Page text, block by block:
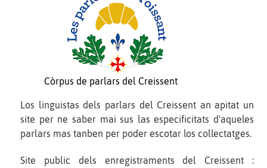
Còrpus de parlars del Creissent
Los linguistas dels parlars del Creissent an apitat un
site per ne saber mai sus las especificitats d'aqueles
parlars mas tanben per poder escotar los collectatges.
Site public dels enregistraments del Creissent :